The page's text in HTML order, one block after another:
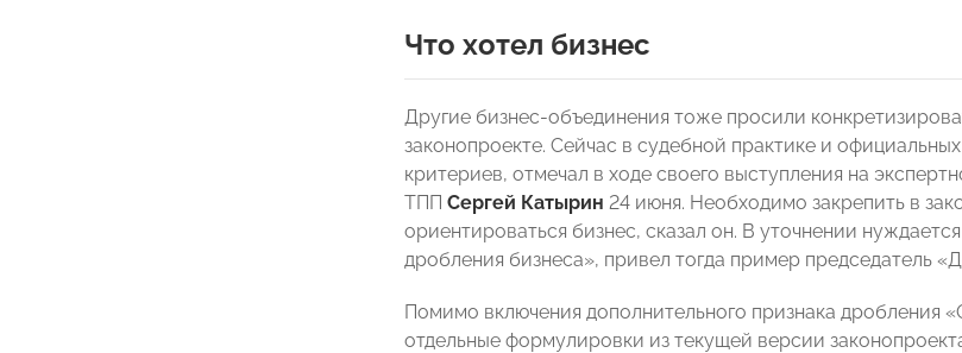
Что хотел бизнес
Другие бизнес-объединения тоже просили
законопроекте. Сейчас в судебной практике и
критериев, отмечал в ходе своего выступления на
ТПП Сергей Катырин 24 июня. Необходимо закрепить в
ориентироваться бизнес, сказал он. В уточнении
дробления бизнеса», привел тогда пример председатель
Помимо включения дополнительного признака
отдельные формулировки из текущей версии